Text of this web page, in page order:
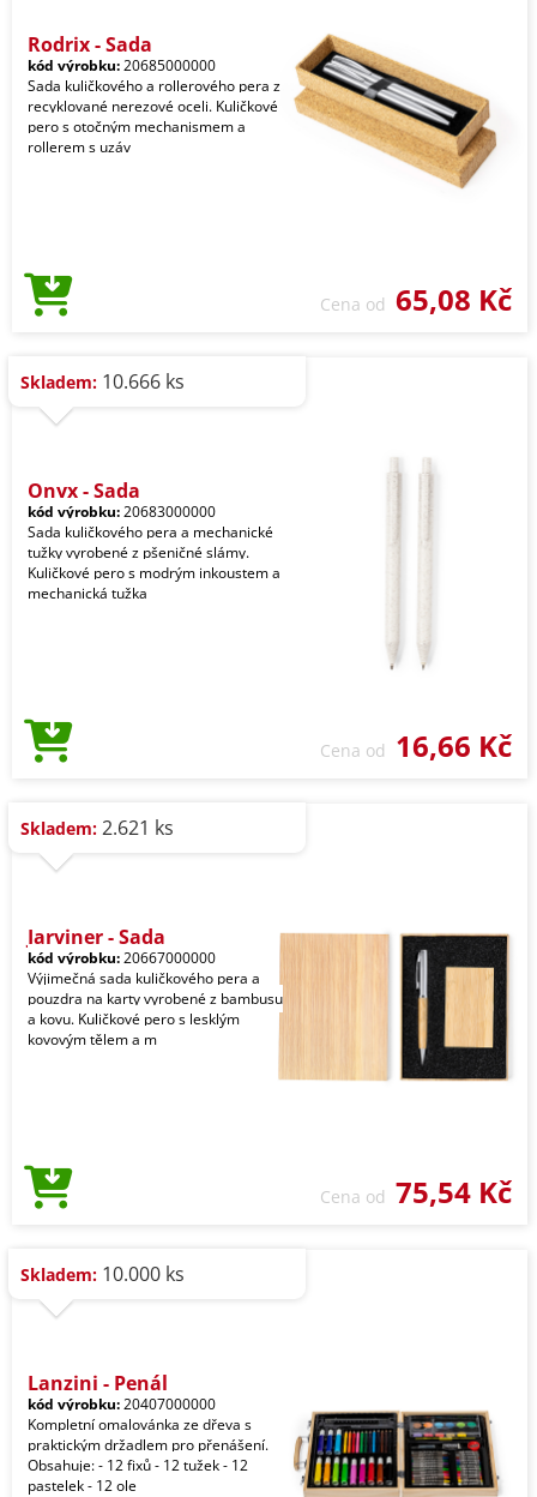
Rodrix - Sada
kód výrobku:20685000000
Sada kuličkového a rollerového pera z
recyklované nerezové oceli. Kuličkové
pero s otočným mechanismem a
rollerem s uzáv
Cena od 65,08 Kč
Skladem: 10.666 ks
Onyx - Sada
kód výrobku:20683000000
Sada kuličkového pera a mechanické
tužky vyrobené z pšeničné slámy.
Kuličkové pero s modrým inkoustem a
mechanická tužka
Cena od 16,66 Kč
Skladem: 2.621 ks
Jarviner - Sada
kód výrobku:20667000000
Výjimečná sada kuličkového pera a
pouzdra na karty vyrobené z bambusu
a kovu. Kuličkové pero s lesklým
kovovým tělem a m
Cena od 75,54 Kč
Skladem: 10.000 ks
Lanzini - Penál
kód výrobku:20407000000
Kompletní omalovánka ze dřeva s
praktickým držadlem pro přenášení.
Obsahuje: - 12 fixů - 12 tužek - 12
pastelek - 12 ole